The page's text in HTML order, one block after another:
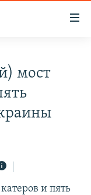
мост
и пять